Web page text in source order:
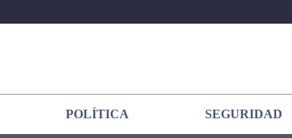
POLÍTICA SEGURIDAD